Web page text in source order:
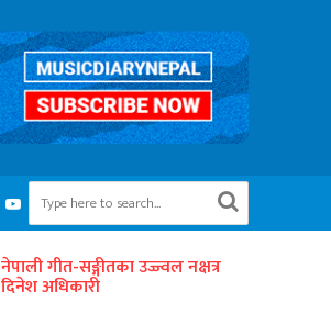
नेपाली गीत-सङ्गीतका उज्ज्वल नक्षत्र
दिनेश अधिकारी